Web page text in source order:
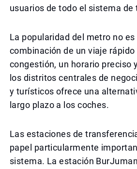
usuarios de todo el sistema de
La popularidad del metro no es
combinación de un viaje rápido
congestión, un horario preciso
los distritos centrales de
y turísticos ofrece una
largo plazo a los coches.
Las estaciones de
papel particularmente
sistema. La estación